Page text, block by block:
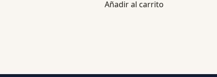
Añadir al carrito